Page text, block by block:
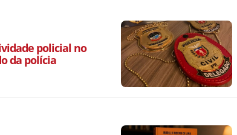
policial no
da polícia